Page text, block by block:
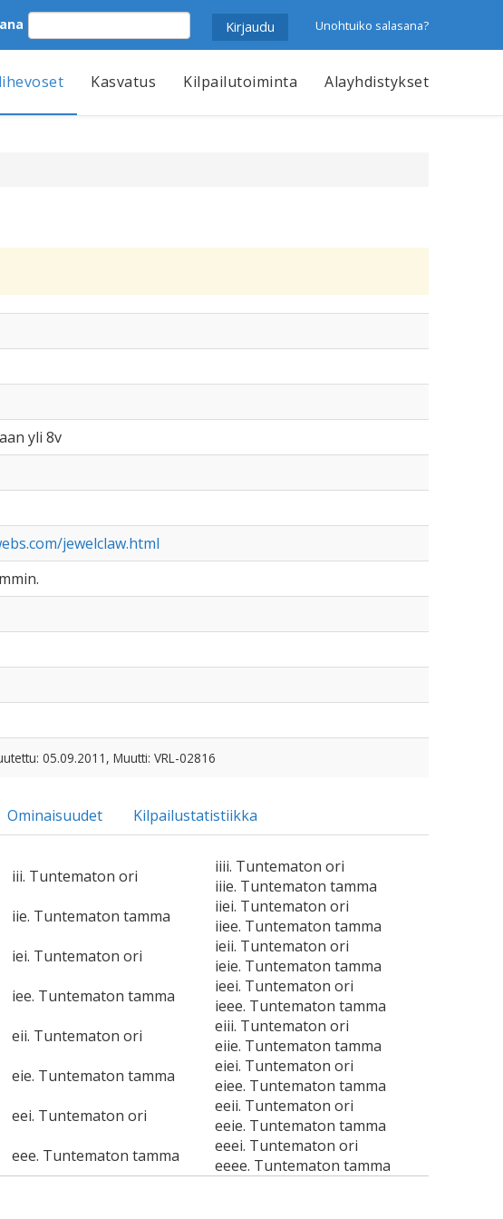
Unohtuiko salasana?
Kasvatus Kilpailutoiminta Alayhdistykset
yli 8v
jewelclaw.html
05.09.2011, Muutti: VRL-02816
Ominaisuudet Kilpailustatistiikka
iii. Tuntematon ori
iiii. Tuntematon ori
iiie. Tuntematon tamma
iie. Tuntematon tamma
iiei. Tuntematon ori
iiee. Tuntematon tamma
iei. Tuntematon ori
ieii. Tuntematon ori
ieie. Tuntematon tamma
iee. Tuntematon tamma
ieei. Tuntematon ori
ieee. Tuntematon tamma
eii. Tuntematon ori
eiii. Tuntematon ori
eiie. Tuntematon tamma
eie. Tuntematon tamma
eiei. Tuntematon ori
eiee. Tuntematon tamma
eei. Tuntematon ori
eeii. Tuntematon ori
eeie. Tuntematon tamma
eee. Tuntematon tamma
eeei. Tuntematon ori
eeee. Tuntematon tamma